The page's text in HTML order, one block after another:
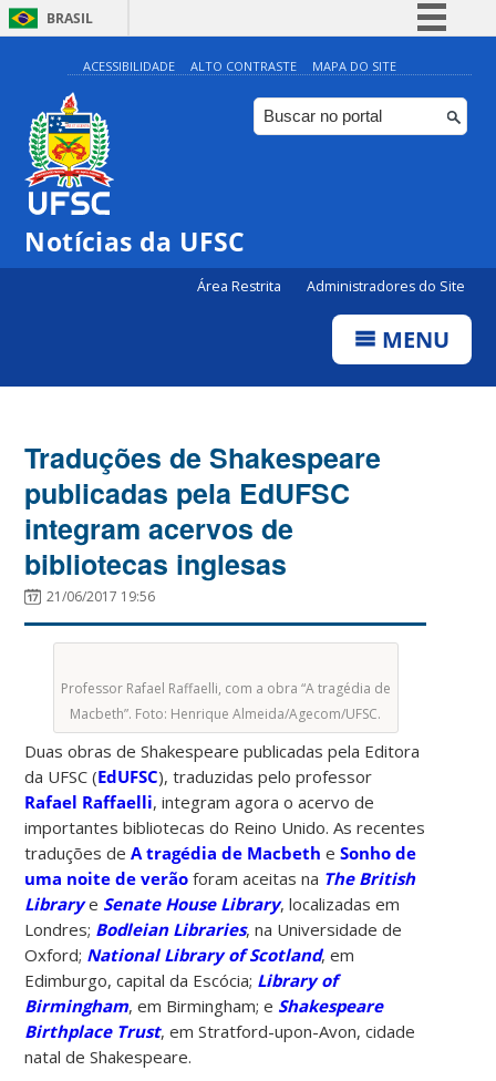
BRASIL
Simplifique!
Comunica BR
Participe
ACESSIBILIDADE ALTO CONTRASTE MAPA DO SITE
Notícias da UFSC
Área Restrita Administradores do Site
MENU
Traduções de Shakespeare
publicadas pela EdUFSC
integram acervos de
bibliotecas inglesas
21/06/2017 19:56
Professor Rafael Raffaelli, com a obra “A tragédia de
Macbeth”. Foto: Henrique Almeida/Agecom/UFSC.
Duas obras de Shakespeare publicadas pela Editora
da UFSC (EdUFSC), traduzidas pelo professor
Rafael Raffaelli, integram agora o acervo de
importantes bibliotecas do Reino Unido. As recentes
traduções deA tragédia de Macbeth eSonho de
uma noite de verão foram aceitas na The British
Librarye Senate House Library, localizadas em
Londres; Bodleian Libraries, na Universidade de
Oxford; National Library of Scotland, em
Edimburgo, capital da Escócia; Library of
Birmingham, em Birmingham; e Shakespeare
Birthplace Trust, em Stratford-upon-Avon, cidade
natal de Shakespeare.